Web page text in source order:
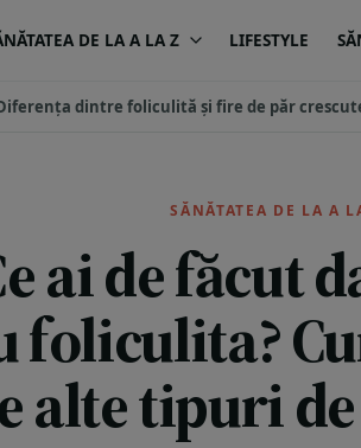
DE LA A LA Z LIFESTYLE
dintre foliculită și fire de păr
SĂNĂTATEA DE LA A
ai de făcut
foliculita?
alte tipuri